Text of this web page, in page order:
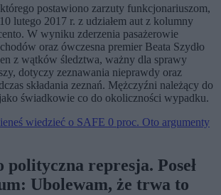
postawiono zarzuty funkcjonariuszom,
lutego 2017 r. z udziałem aut z kolumny
W wyniku zderzenia pasażerowie
oraz ówczesna premier Beata Szydło
z wątków śledztwa, ważny dla sprawy
dotyczy zeznawania nieprawdy oraz
składania zeznań. Mężczyźni należący do
świadkowie co do okoliczności wypadku.
wiedzieć o SAFE 0 proc. Oto argumenty
polityczna represja. Poseł
Ubolewam, że trwa to